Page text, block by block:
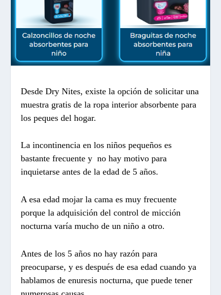
Desde Dry Nites, existe la opción de solicitar una
muestra gratis de la ropa interior absorbente para
los peques del hogar.
La incontinencia en los niños pequeños es
bastante frecuente y no hay motivo para
inquietarse antes de la edad de 5 años.
A esa edad mojar la cama es muy frecuente
porque la adquisición del control de micción
nocturna varía mucho de un niño a otro.
Antes de los 5 años no hay razón para
preocuparse, y es después de esa edad cuando ya
hablamos de enuresis nocturna, que puede tener